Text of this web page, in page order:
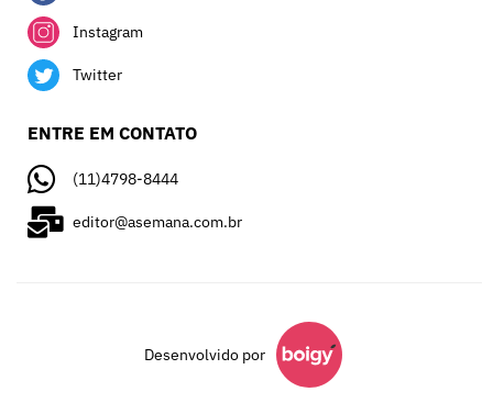
Instagram
Twitter
ENTRE EM CONTATO
(11)4798-8444
editor@asemana.com.br
Desenvolvido por